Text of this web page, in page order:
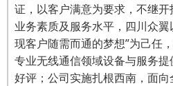
证，以客户满意为要求，不继
业务素质及服务水平，四川众
现客户随需而通的梦想”为己任
专业无线通信领域设备与服务
好评；公司实施扎根西南，面